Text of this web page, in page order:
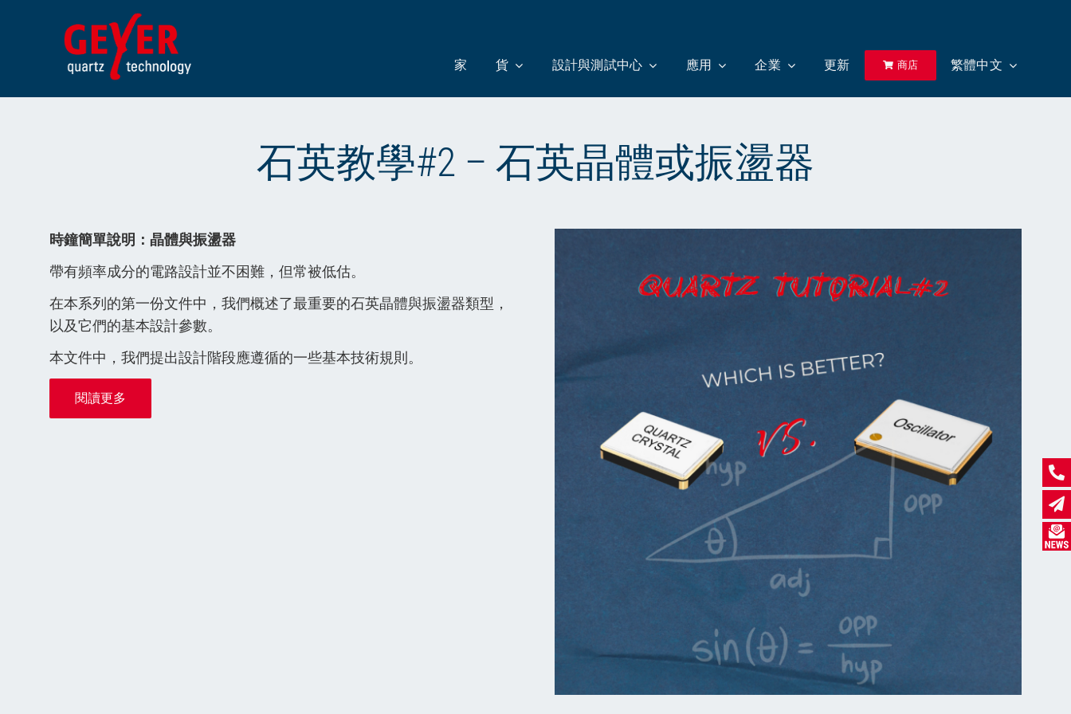
家 貨 設計與測試中心 應用 企業 更新 商店 繁體中文
石英教學#2 – 石英晶體或振盪器
時鐘簡單說明：晶體與振盪器
帶有頻率成分的電路設計並不困難，但常被低估。
在本系列的第一份文件中，我們概述了最重要的石英晶體與振盪器類型，
以及它們的基本設計參數。
本文件中，我們提出設計階段應遵循的一些基本技術規則。
閱讀更多